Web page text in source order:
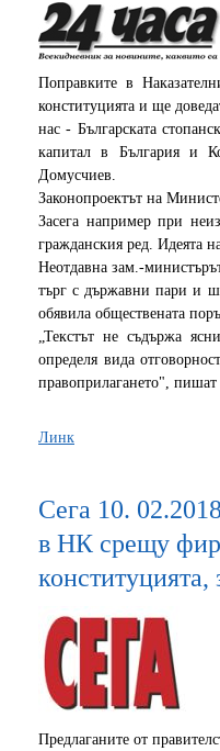
Поправките в
конституцията и ще
нас - Българската
капитал в България и
Домусчиев.
Законопроектът на
Засега например при
гражданския ред. Идеята
Неотдавна зам.-
търг с държавни пари и
обявила обществената
„Текстът не съдържа
определя вида
правоприлагането", пишат
Линк
Сега 10.
в НК срещу
конституцията,
Предлаганите от